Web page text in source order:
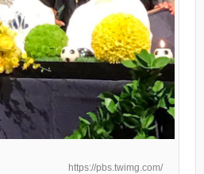
https://pbs.twimg.com/